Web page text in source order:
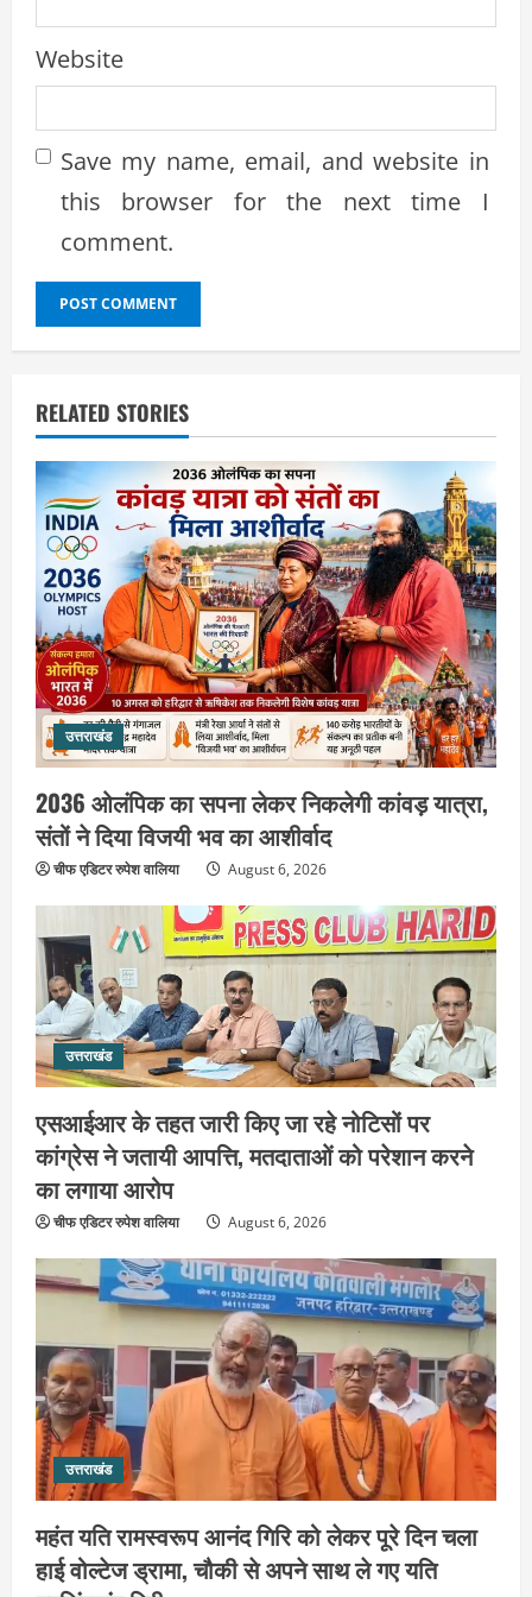
Website
Save my name, email, and website in
this browser for the next time I
comment.
RELATED STORIES
उत्तराखंड
2036 ओलंपिक का सपना लेकर निकलेगी कांवड़ यात्रा,
संतों ने दिया विजयी भव का आशीर्वाद
चीफ एडिटर रुपेश वालिया August 6, 2026
उत्तराखंड
एसआईआर के तहत जारी किए जा रहे नोटिसों पर
कांग्रेस ने जतायी आपत्ति, मतदाताओं को परेशान करने
का लगाया आरोप
चीफ एडिटर रुपेश वालिया August 6, 2026
उत्तराखंड
महंत यति रामस्वरूप आनंद गिरि को लेकर पूरे दिन चला
हाई वोल्टेज ड्रामा, चौकी से अपने साथ ले गए यति
2
उत्तराखंड
एसआईआर के तहत जारी किए जा रहे नोटिसों
पर कांग्रेस ने जतायी आपत्ति, मतदाताओं को
परेशान करने का लगाया आरोप
August 6, 2026
3
उत्तराखंड
महंत यति रामस्वरूप आनंद गिरि को लेकर पूरे
दिन चला हाई वोल्टेज ड्रामा, चौकी से अपने
साथ ले गए यति नरसिंहानंद गिरी
4
जिला जेल में गूंजा मां गंगा का महिमा गान,
संगीतमय कथा से कैदियों को मिला आध्यात्मिक
संदेश
August 5, 2026
5
उत्तराखंड
कांवड़ियों की सेवा में जुटा हरिद्वार-रूड़की
विकास प्राधिकरण, जलपान व प्रसाद वितरण
से जीता श्रद्धालुओं का दिल
उत्तराखंड
2036 ओलंपिक का सपना लेकर निकलेगी